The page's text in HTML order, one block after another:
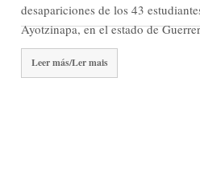
desapariciones de los 43
Ayotzinapa, en el estado de
Leer más/Ler mais